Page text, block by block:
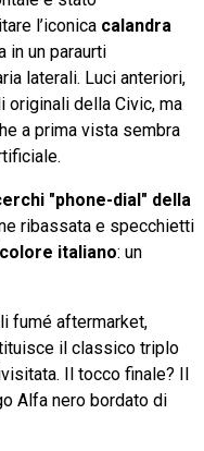
l’iconica calandra
in un paraurti
laterali. Luci anteriori,
originali della Civic, ma
a prima vista sembra
"phone-dial" della
ribassata e specchietti
italiano: un
fumé aftermarket,
il classico triplo
Il tocco finale? Il
Alfa nero bordato di